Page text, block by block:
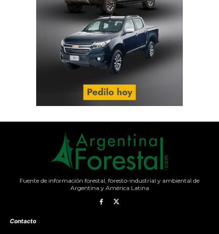
Fuente de información forestal, foresto-industrial y ambiental de
Argentina y América Latina
Contacto